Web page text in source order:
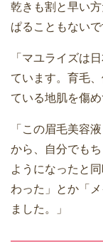
乾きも割と早い
ぱることもないで
「マユライズは
ています。育毛
ている地肌を傷
「この眉毛美容
から、自分でも
ようになったと
わった」とか「
ました。」